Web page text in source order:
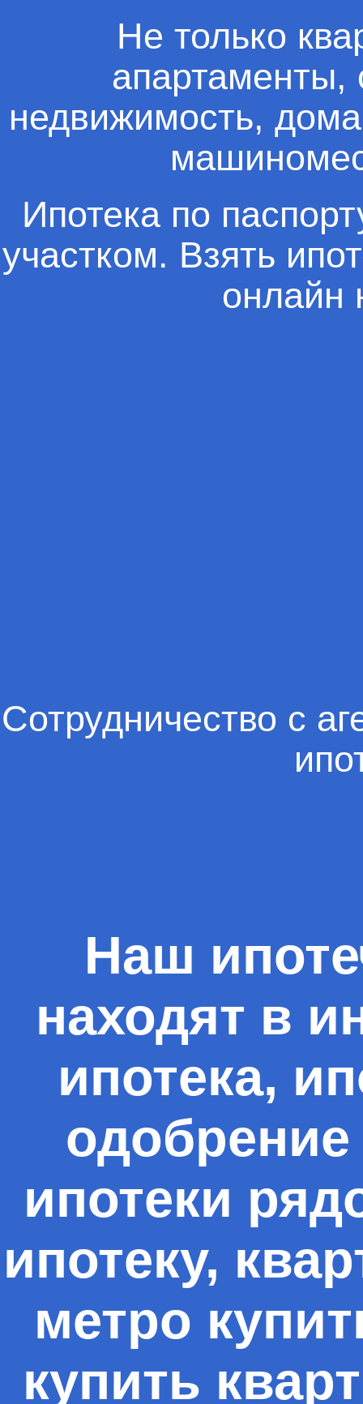
Не только
апартаменты,
недвижимость,
Ипотека по
участком. Взять
онлайн
Сотрудничество с
Наш
находят в
ипотека,
ипотеки
ипотеку,
метро
купить